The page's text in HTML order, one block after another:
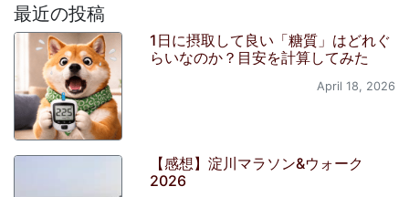
最近の投稿
1日に摂取して良い「糖質」はどれぐ
らいなのか？目安を計算してみた
April 18, 2026
【感想】淀川マラソン&ウォーク
2026